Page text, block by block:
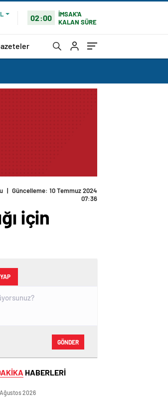
02:00
İMSAK'A
KALAN SÜRE
| Güncelleme: 10 Temmuz 2024
07:36
için
GÖNDER
HABERLERİ
2026